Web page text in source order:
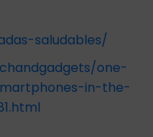
saludables/
one-
in-the-